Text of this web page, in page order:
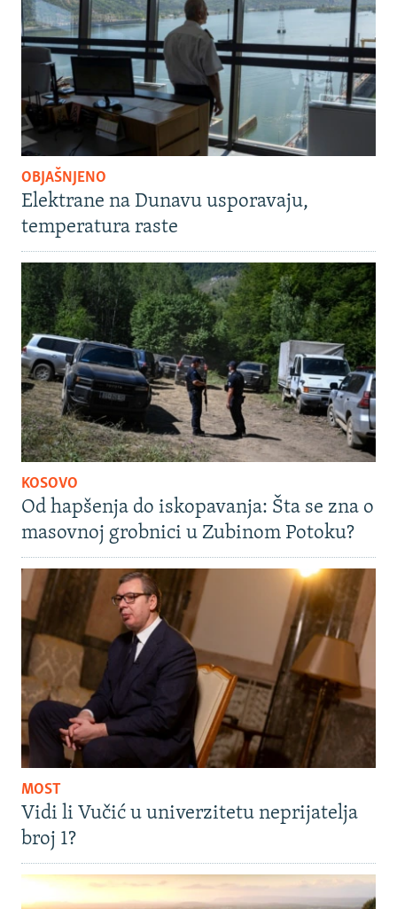
OBJAŠNJENO
Elektrane na Dunavu usporavaju,
temperatura raste
KOSOVO
Od hapšenja do iskopavanja: Šta se zna o
masovnoj grobnici u Zubinom Potoku?
MOST
Vidi li Vučić u univerzitetu neprijatelja
broj 1?